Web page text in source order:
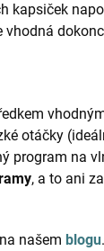
kapsiček
vhodná
otáčky
program na
, a to ani
našem blogu.